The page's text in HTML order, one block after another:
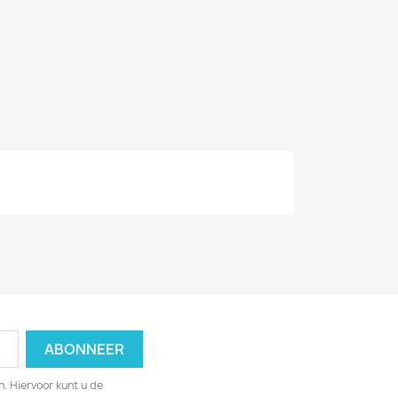
Hiervoor kunt u de